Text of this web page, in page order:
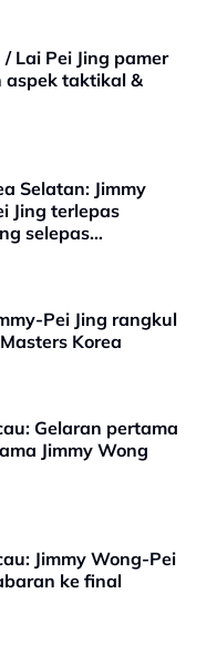
/ Lai Pei Jing pamer
aspek taktikal &
Jimmy
Jing terlepas
selepas
Pei Jing rangkul
Korea
Gelaran pertama
Jimmy Wong
Jimmy Wong-Pei
ke final